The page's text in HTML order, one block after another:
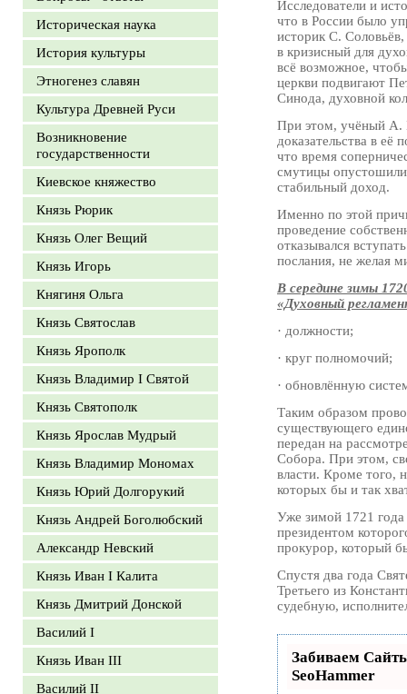
Историческая наука
История культуры
Этногенез славян
Культура Древней Руси
Возникновение
государственности
Киевское княжество
Князь Рюрик
Князь Олег Вещий
Князь Игорь
Княгиня Ольга
Князь Святослав
Князь Ярополк
Князь Владимир I Святой
Князь Святополк
Князь Ярослав Мудрый
Князь Владимир Мономах
Князь Юрий Долгорукий
Князь Андрей Боголюбский
Александр Невский
Князь Иван I Калита
Князь Дмитрий Донской
Василий I
Князь Иван III
Василий II
Исследователи и
что в России было
историк С.
в кризисный для
всё возможное,
церкви подвигают
Синода, духовной
При этом, учёный А.
доказательства в её
что время
смутицы опустошили
стабильный доход.
Именно по этой
проведение
отказывался
послания, не желая
В середине зимы
«Духовный
· должности;
· круг полномочий;
· обновлённую
Таким образом
существующего
передан на
Собора. При этом,
власти. Кроме того,
которых бы и так
Уже зимой 1721
президентом
прокурор, который
Спустя два года
Третьего из
судебную,
Забиваем
SeoHammer